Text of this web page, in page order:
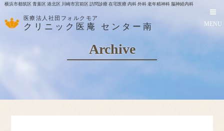
横浜市都筑区 青葉区 港北区 川崎市宮前区 訪問診療 在宅医療 内科 外科 老年精神科 脳神経内科
医療法人社団フォルクモア
クリニック医庵 センター南 MENU
Archive